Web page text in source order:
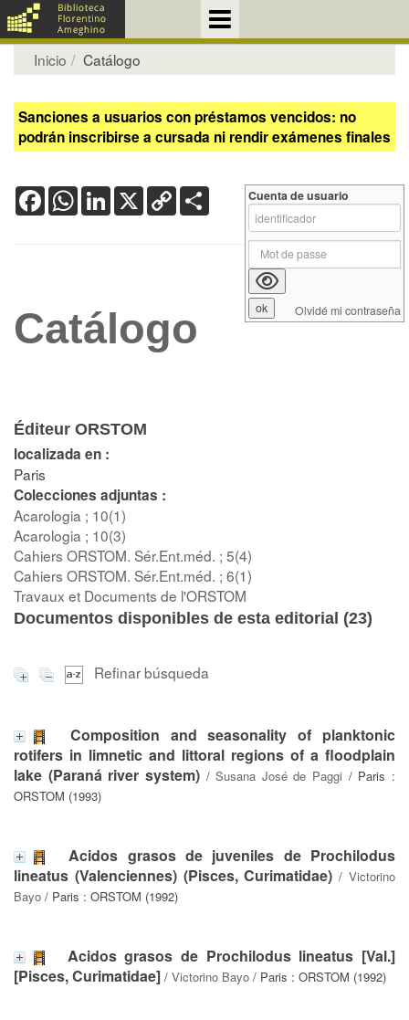
Inicio Catálogo
Sanciones a usuarios con préstamos vencidos: no
podrán inscribirse a cursada ni rendir exámenes finales
FacebookWhatsApp
LinkedIn
X Copy
Link
Catálogo
Éditeur ORSTOM
localizada en :
Paris
Colecciones adjuntas :
Acarologia ; 10(1)
Acarologia ; 10(3)
Cahiers ORSTOM. Sér.Ent.méd. ; 5(4)
Cahiers ORSTOM. Sér.Ent.méd. ; 6(1)
Travaux et Documents de l'ORSTOM
Documentos disponibles de esta editorial (23)
Refinar búsqueda
Composition and seasonality of planktonic
rotifers in limnetic and littoral regions of a floodplain
lake (Paraná river system)/Susana José de Paggi / Paris :
ORSTOM (1993)
Acidos grasos de juveniles de Prochilodus
lineatus (Valenciennes) (Pisces, Curimatidae) /Victorino
Bayo / Paris : ORSTOM (1992)
Acidos grasos de Prochilodus lineatus [Val.]
[Pisces, Curimatidae] / Victorino Bayo / Paris : ORSTOM (1992)
Cuenta de usuario
Olvidé mi contraseña